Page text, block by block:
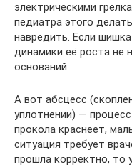
электрическими
педиатра этого
навредить. Если
динамики её роста не
оснований.
А вот абсцесс
уплотнении) —
прокола краснеет,
ситуация требует
прошла корректно, то